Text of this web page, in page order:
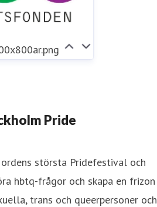
Pride
största Pridefestival och
hbtq-frågor och skapa en frizon
trans och queerpersoner och